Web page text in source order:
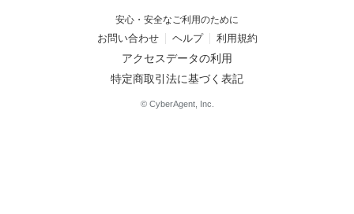
安心・安全なご利用のために
お問い合わせ ヘルプ 利用規約
アクセスデータの利用
特定商取引法に基づく表記
© CyberAgent, Inc.